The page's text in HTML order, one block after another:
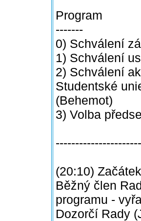
Program
-------
0) Schválení
1) Schválení
2) Schválení
Studentské
(Behemot)
3) Volba
(20:10)
Běžný člen
programu -
Dozorčí Rady